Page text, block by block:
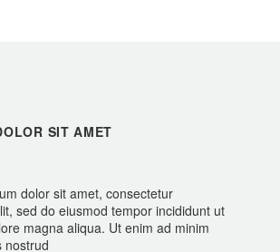
SIT AMET
dolor sit amet, consectetur
sed do eiusmod tempor incididunt ut
magna aliqua. Ut enim ad minim
nostrud